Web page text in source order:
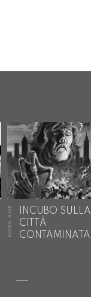
HORS-ASIE
INCUBO SULLA
CITTÀ
CONTAMINATA